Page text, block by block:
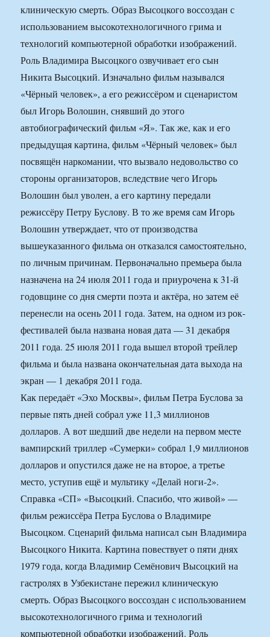
клиническую смерть. Образ Высоцкого воссоздан с
использованием высокотехнологичного грима и
технологий компьютерной обработки изображений.
Роль Владимира Высоцкого озвучивает его сын
Никита Высоцкий. Изначально фильм назывался
«Чёрный человек», а его режиссёром и сценаристом
был Игорь Волошин, снявший до этого
автобиографический фильм «Я». Так же, как и его
предыдущая картина, фильм «Чёрный человек» был
посвящён наркомании, что вызвало недовольство со
стороны организаторов, вследствие чего Игорь
Волошин был уволен, а его картину передали
режиссёру Петру Буслову. В то же время сам Игорь
Волошин утверждает, что от производства
вышеуказанного фильма он отказался самостоятельно,
по личным причинам. Первоначально премьера была
назначена на 24 июля 2011 года и приурочена к 31-й
годовщине со дня смерти поэта и актёра, но затем её
перенесли на осень 2011 года. Затем, на одном из рок-
фестивалей была названа новая дата — 31 декабря
2011 года. 25 июля 2011 года вышел второй трейлер
фильма и была названа окончательная дата выхода на
экран — 1 декабря 2011 года.
Как передаёт «Эхо Москвы», фильм Петра Буслова за
первые пять дней собрал уже 11,3 миллионов
долларов. А вот шедший две недели на первом месте
вампирский триллер «Сумерки» собрал 1,9 миллионов
долларов и опустился даже не на второе, а третье
место, уступив ещё и мультику «Делай ноги-2».
Справка «СП» «Высоцкий. Спасибо, что живой» —
фильм режиссёра Петра Буслова о Владимире
Высоцком. Сценарий фильма написал сын Владимира
Высоцкого Никита. Картина повествует о пяти днях
1979 года, когда Владимир Семёнович Высоцкий на
гастролях в Узбекистане пережил клиническую
смерть. Образ Высоцкого воссоздан с использованием
высокотехнологичного грима и технологий
компьютерной обработки изображений. Роль